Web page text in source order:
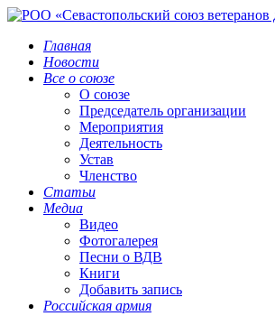
Главная
Новости
Все о союзе
О союзе
Председатель организации
Мероприятия
Деятельность
Устав
Членство
Статьи
Медиа
Видео
Фотогалерея
Песни о ВДВ
Книги
Добавить запись
Российская армия